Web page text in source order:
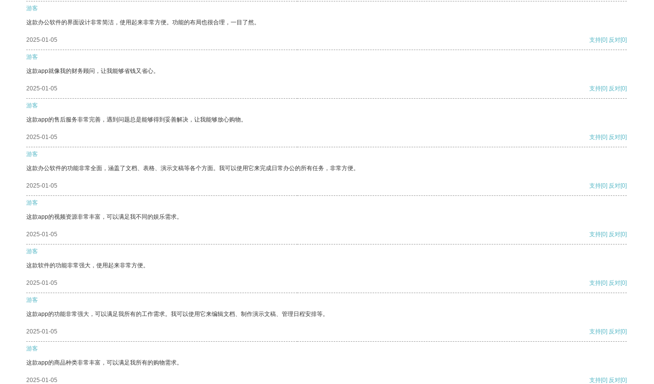
游客
这款办公软件的界面设计非常简洁，使用起来非常方便。功能的布局也很合理，一目了然。
2025-01-05 支持[0] 反对[0]
游客
这款app就像我的财务顾问，让我能够省钱又省心。
2025-01-05 支持[0] 反对[0]
游客
这款app的售后服务非常完善，遇到问题总是能够得到妥善解决，让我能够放心购物。
2025-01-05 支持[0] 反对[0]
游客
这款办公软件的功能非常全面，涵盖了文档、表格、演示文稿等各个方面。我可以使用它来完成日常办公的所有任务，非常方便。
2025-01-05 支持[0] 反对[0]
游客
这款app的视频资源非常丰富，可以满足我不同的娱乐需求。
2025-01-05 支持[0] 反对[0]
游客
这款软件的功能非常强大，使用起来非常方便。
2025-01-05 支持[0] 反对[0]
游客
这款app的功能非常强大，可以满足我所有的工作需求。我可以使用它来编辑文档、制作演示文稿、管理日程安排等。
2025-01-05 支持[0] 反对[0]
游客
这款app的商品种类非常丰富，可以满足我所有的购物需求。
2025-01-05 支持[0] 反对[0]